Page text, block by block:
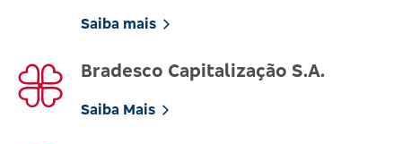
Saiba mais
Bradesco Capitalização S.A.
Saiba Mais